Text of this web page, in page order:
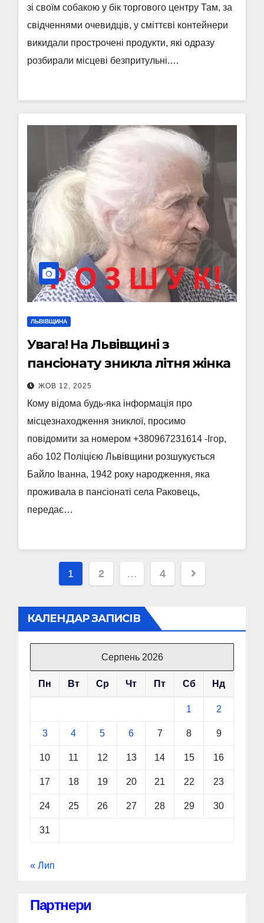
зі своїм собакою у бік торгового центру Там, за
свідченнями очевидців, у сміттєві контейнери
викидали прострочені продукти, які одразу
розбирали місцеві безпритульні.…
ЛЬВІВЩИНА
Увага! На Львівщині з
пансіонату зникла літня жінка
ЖОВ 12, 2025
Кому відома будь-яка інформація про
місцезнаходження зниклої, просимо
повідомити за номером +380967231614 -Ігор,
або 102 Поліцією Львівщини розшукується
Байло Іванна, 1942 року народження, яка
проживала в пансіонаті села Раковець,
передає…
Пагінація
1 2 … 4
КАЛЕНДАР ЗАПИСІВ
Серпень 2026
Пн Вт Ср Чт Пт Сб Нд
1 2
3 4 5 6 7 8 9
10 11 12 13 14 15 16
17 18 19 20 21 22 23
24 25 26 27 28 29 30
31
« Лип
Партнери